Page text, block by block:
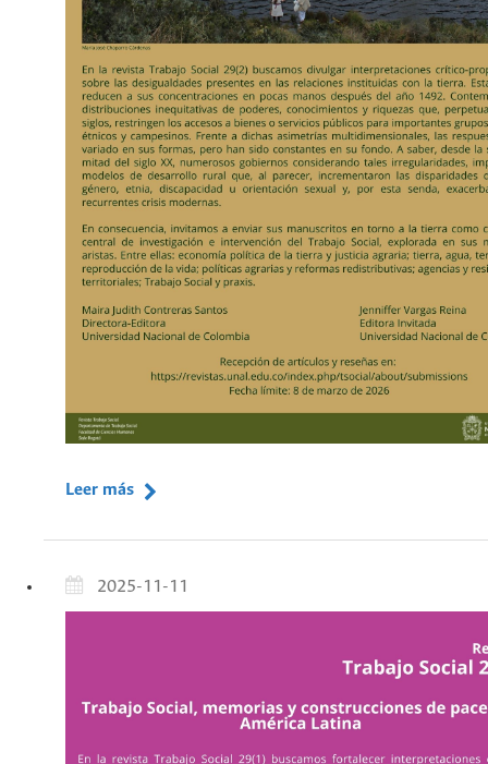
Leer más
2025-11-11